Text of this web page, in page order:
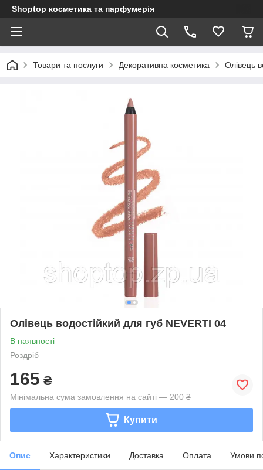
Shoptop косметика та парфумерія
Товари та послуги Декоративна косметика Олівець
Олівець водостійкий для губ NEVERTI 04
В наявності
Роздріб
165 ₴
Мінімальна сума замовлення на сайті — 200 ₴
Купити
Опис Характеристики Доставка Оплата Умови